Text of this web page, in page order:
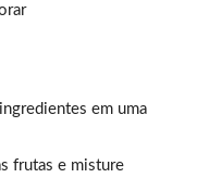
em uma
frutas e misture